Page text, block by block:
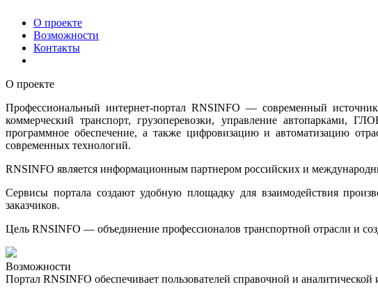
О проекте
Возможности
Контакты
О проекте
Профессиональный интернет-портал RNSINFO — современный
коммерческий транспорт, грузоперевозки, управление автопарками,
программное обеспечение, а также цифровизацию и автоматизацию
современных технологий.
RNSINFO является информационным партнером российских и
Сервисы портала создают удобную площадку для взаимодействия
заказчиков.
Цель RNSINFO — объединение профессионалов транспортной отрасли и
Возможности
Портал RNSINFO обеспечивает пользователей справочной и